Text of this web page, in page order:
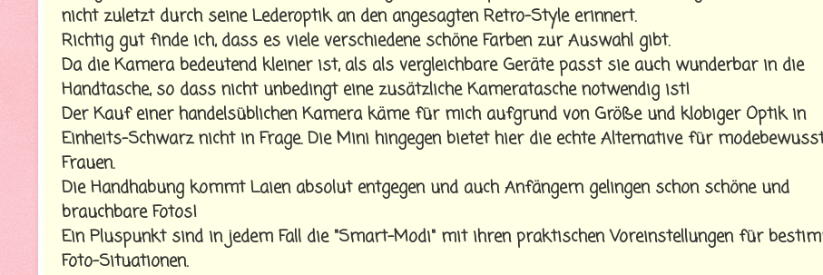
nicht zuletzt durch seine Lederoptik an den angesagten Retro-Style erinnert.
Richtig gut finde ich, dass es viele verschiedene schöne Farben zur Auswahl gibt.
Da die Kamera bedeutend kleiner ist, als als vergleichbare Geräte passt sie auch wunderbar in die
Handtasche, so dass nicht unbedingt eine zusätzliche Kameratasche notwendig ist!
Der Kauf einer handelsüblichen Kamera käme für mich aufgrund von Größe und klobiger Optik in
Einheits-Schwarz nicht in Frage. Die Mini hingegen bietet hier die echte Alternative für
Frauen.
Die Handhabung kommt Laien absolut entgegen und auch Anfängern gelingen schon schöne und
brauchbare Fotos!
Ein Pluspunkt sind in jedem Fall die "Smart-Modi" mit ihren praktischen Voreinstellungen für
Foto-Situationen.